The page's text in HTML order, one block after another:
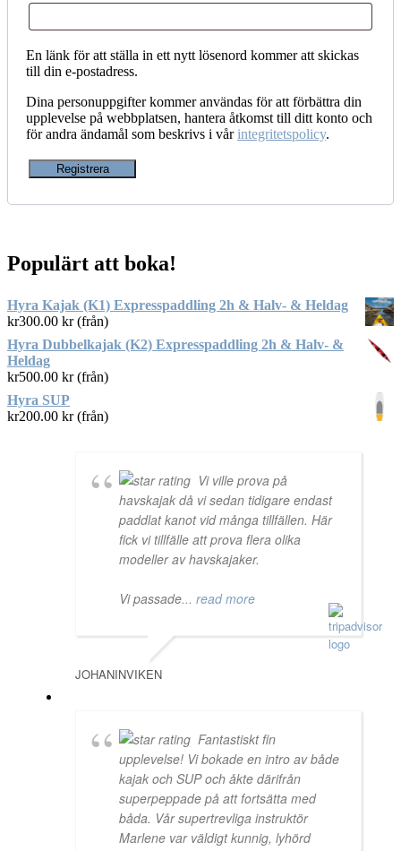
En länk för att ställa in ett nytt lösenord kommer att skickas
till din e-postadress.
Dina personuppgifter kommer användas för att förbättra din
upplevelse på webbplatsen, hantera åtkomst till ditt konto och
för andra ändamål som beskrivs i vårintegritetspolicy.
Registrera
Populärt att boka!
Hyra Kajak (K1) Expresspaddling 2h & Halv- & Heldag
kr300.00 kr (från)
Hyra Dubbelkajak (K2) Expresspaddling 2h & Halv- &
Heldag
kr500.00 kr (från)
Hyra SUP
kr200.00 kr (från)
Vi ville prova på
havskajak då vi sedan tidigare endast
paddlat kanot vid många tillfällen. Här
fick vi tillfälle att prova flera olika
modeller av havskajaker.
Vi passade... read more
JOHANINVIKEN
Fantastiskt fin
upplevelse! Vi bokade en intro av både
kajak och SUP och åkte därifrån
superpeppade på att fortsätta med
båda. Vår supertrevliga instruktör
Marlene var väldigt kunnig, lyhörd